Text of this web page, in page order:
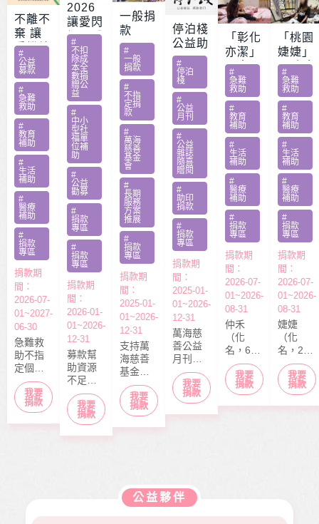
不離不
棄 讓
愛繼續
– 急難
家庭扶
助專案
#
公益
募款
#
急難
救助
#
教育
補助
#
生活
補助
#
醫療
補助
#
捐款
專區
捐款期
間：
2026-07-
01~2027-
06-30
急難救
助不指
定個案
捐款，
募款所
得幫助
我要
捐款
2026
讓愛閃
耀 – 公
益服務
方案補
助專案
勸募活
動指定
捐款
#
不扣
除成
本全
數捐
贈公
益
#
中小
型社
福單
位補
助
#
公益
勸募
#
捐款
專區
#
捐款
專區
捐款期
間：
2026-01-
01~2026-
12-31
募款幫
助資源
不足的
中小型
社福單
位，協
我要
捐款
一般捐
款
#
一般
捐款
#
不指
定捐
款
#
萬海
慈善
基金
會
#
長期
服務
方案
推展
#
捐款
專區
捐款期
間：
2025-01-
01~2026-
12-31
支持萬
海慈善
基金會
長期性
服務方
案推
務工
作，如
我要
捐款
停泊棧
公益助
印
#
停泊
棧
#
公益
月刊
#
公益
雜誌
隨喜
贈閱
#
助印
捐款
#
捐款
專區
捐款期
間：
2025-01-
01~2026-
12-31
萬海慈
善公益
月刊
「停泊
棧」於
每月10
靈、健
康、人
我要
捐款
「彰化
亦潔」
男童骨
肉癌截
肢化療
受暴單
親媽照
顧陷困
#
急難
救助
#
教育
補助
#
生活
補助
#
醫療
補助
#
捐款
專區
捐款期
間：
2026-07-
01~2026-
08-31
仲禾
（化
名，6
歲），
本該快
快樂樂
我要
捐款
「桃園
婕婕」
20歲女
罹肺部
罕病
父兼多
份工愁
醫費
#
急難
救助
#
教育
補助
#
生活
補助
#
醫療
補助
#
捐款
專區
捐款期
間：
2026-07-
01~2026-
08-31
婕婕
（化
名，20
歲）今
年6月底
剛從商
我要
捐款
公益夥伴